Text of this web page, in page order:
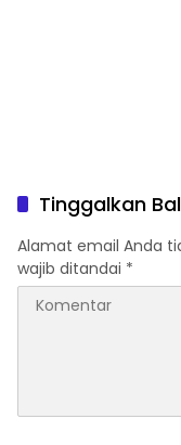
Tinggalkan
Alamat email Anda
wajib ditandai *